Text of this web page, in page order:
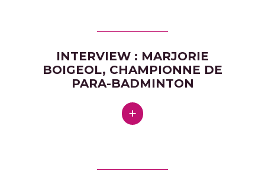
INTERVIEW : MARJORIE
BOIGEOL, CHAMPIONNE DE
PARA-BADMINTON